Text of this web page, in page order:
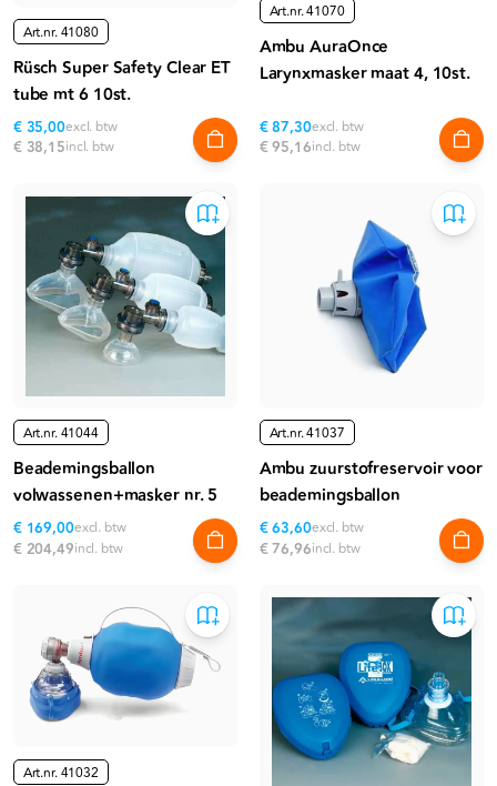
Art.nr.41080
Rüsch Super Safety Clear ET
tube mt 6 10st.
€ 35,00excl. btw
€ 38,15incl. btw
Art.nr.41070
Ambu AuraOnce
Larynxmasker maat 4, 10st.
€ 87,30excl. btw
€ 95,16incl. btw
Art.nr.41044
Beademingsballon
volwassenen+masker nr. 5
€ 169,00excl. btw
€ 204,49incl. btw
Art.nr.41037
Ambu zuurstofreservoir voor
beademingsballon
€ 63,60excl. btw
€ 76,96incl. btw
Art.nr.41032